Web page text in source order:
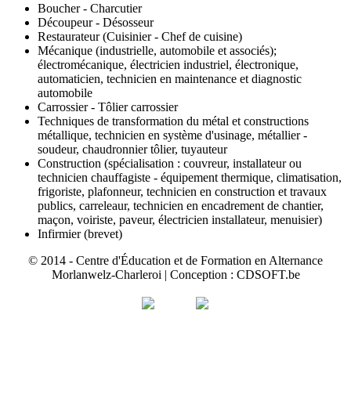
Boucher - Charcutier
Découpeur - Désosseur
Restaurateur (Cuisinier - Chef de cuisine)
Mécanique (industrielle, automobile et associés);
électromécanique, électricien industriel, électronique,
automaticien, technicien en maintenance et diagnostic
automobile
Carrossier - Tôlier carrossier
Techniques de transformation du métal et constructions
métallique, technicien en système d'usinage, métallier -
soudeur, chaudronnier tôlier, tuyauteur
Construction (spécialisation : couvreur, installateur ou
technicien chauffagiste - équipement thermique, climatisation,
frigoriste, plafonneur, technicien en construction et travaux
publics, carreleaur, technicien en encadrement de chantier,
maçon, voiriste, paveur, électricien installateur, menuisier)
Infirmier (brevet)
© 2014 - Centre d'Éducation et de Formation en Alternance
Morlanwelz-Charleroi | Conception : CDSOFT.be